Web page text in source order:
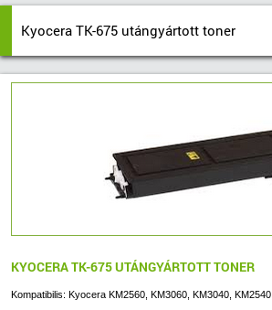
Kyocera TK-675 utángyártott toner
KYOCERA TK-675 UTÁNGYÁRTOTT TONER
Kompatibilis: Kyocera KM2560, KM3060, KM3040, KM2540